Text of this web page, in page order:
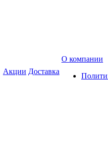
Акции Доставка
О компании